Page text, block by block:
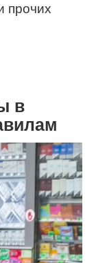
прочих
в